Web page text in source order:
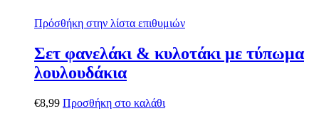
Πρόσθήκη στην λίστα επιθυμιών
Σετ φανελάκι & κυλοτάκι με τύπωμα
λουλουδάκια
€8,99 Προσθήκη στο καλάθι